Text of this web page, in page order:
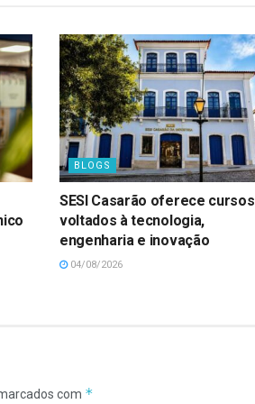
BLOGS
SESI Casarão oferece cursos
voltados à tecnologia,
engenharia e inovação
04/08/2026
com *